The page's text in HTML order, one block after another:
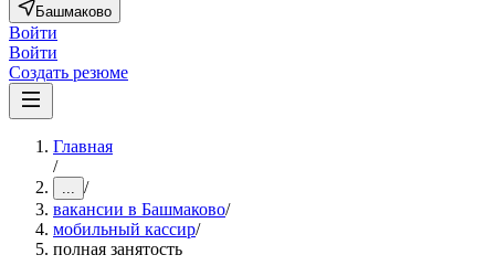
Башмаково
Войти
Войти
Создать резюме
Главная
/
... /
вакансии в Башмаково/
мобильный кассир/
полная занятость